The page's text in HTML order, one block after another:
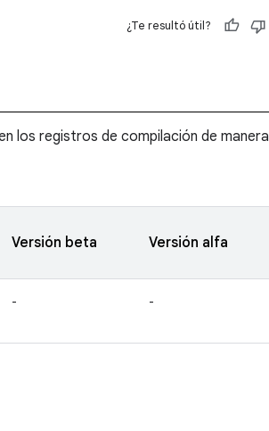
¿Te resultó útil?
los registros de compilación de manera
Versión beta Versión alfa
- -